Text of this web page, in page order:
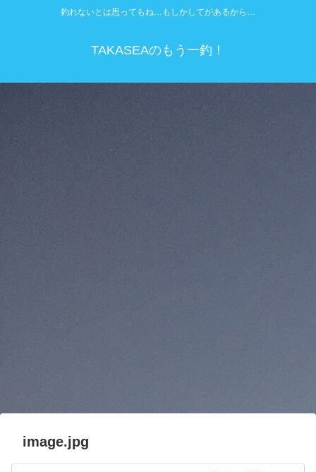
釣れないとは思ってもね…もしかしてがあるから…
TAKASEAのもう一釣！
image.jpg